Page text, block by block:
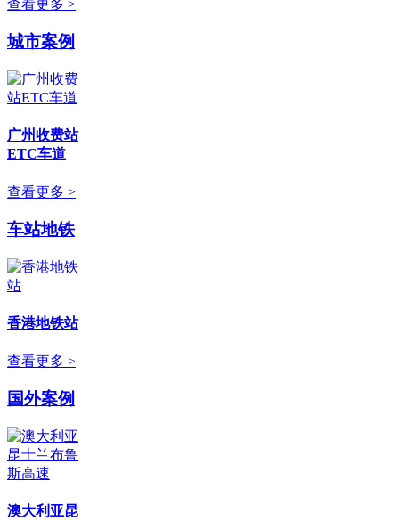
查看更多 >
城市案例
广州收费站
ETC车道
查看更多 >
车站地铁
香港地铁站
查看更多 >
国外案例
澳大利亚昆